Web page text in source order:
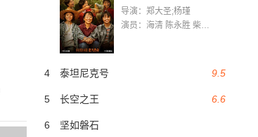
导演：郑大圣;杨瑾
演员：海清 陈永胜 柴烨 王玥婷 万国鹏 美朵达瓦 赵瑞婷 罗解艳 郭莉娜 潘家艳
9.5
4 泰坦尼克号
6.6
5 长空之王
6 坚如磐石